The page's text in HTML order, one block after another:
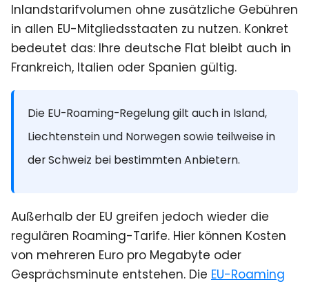
Inlandstarifvolumen ohne zusätzliche Gebühren
in allen EU-Mitgliedsstaaten zu nutzen. Konkret
bedeutet das: Ihre deutsche Flat bleibt auch in
Frankreich, Italien oder Spanien gültig.
Die EU-Roaming-Regelung gilt auch in Island,
Liechtenstein und Norwegen sowie teilweise in
der Schweiz bei bestimmten Anbietern.
Außerhalb der EU greifen jedoch wieder die
regulären Roaming-Tarife. Hier können Kosten
von mehreren Euro pro Megabyte oder
Gesprächsminute entstehen. Die EU-Roaming